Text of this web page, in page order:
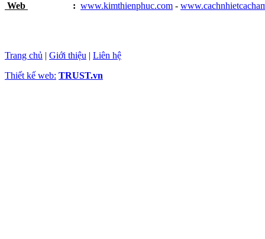
Web
: www.kimthienphuc.com -
Trang chủ | Giới thiệu | Liên hệ
Thiết kế web: TRUST.vn